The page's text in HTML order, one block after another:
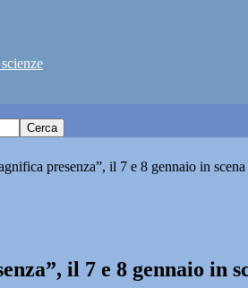
presenza”, il 7 e 8 gennaio in scena
il 7 e 8 gennaio in